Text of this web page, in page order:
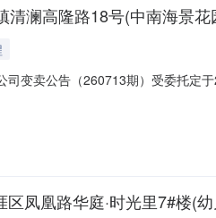
清澜高隆路18号(中南海景
司变卖公告（260713期）受委托定
竞买人须登记注册阿里账号并实名
凤凰路华庭·时光里7#楼(